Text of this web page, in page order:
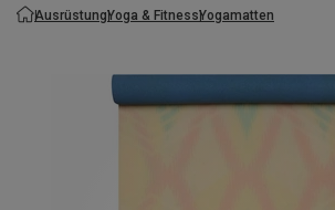
AusrüstungYoga & FitnessYogamatten